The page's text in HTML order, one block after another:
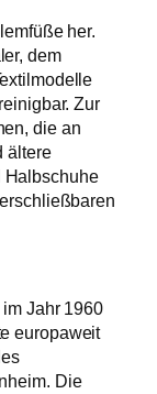
her.
dem
Zur
die an
ältere
Halbschuhe
Jahr 1960
europaweit
Die